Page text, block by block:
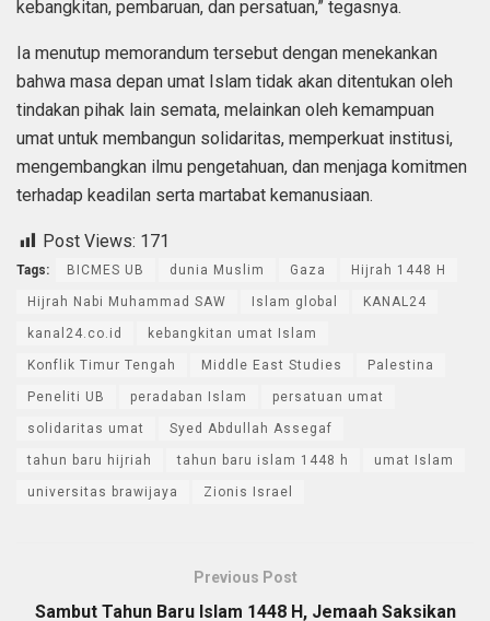
kebangkitan, pembaruan, dan persatuan,” tegasnya.
Ia menutup memorandum tersebut dengan menekankan
bahwa masa depan umat Islam tidak akan ditentukan oleh
tindakan pihak lain semata, melainkan oleh kemampuan
umat untuk membangun solidaritas, memperkuat institusi,
mengembangkan ilmu pengetahuan, dan menjaga komitmen
terhadap keadilan serta martabat kemanusiaan.
Post Views: 171
Tags: BICMES UB dunia Muslim Gaza Hijrah 1448 H
Hijrah Nabi Muhammad SAW Islam global KANAL24
kanal24.co.id kebangkitan umat Islam
Konflik Timur Tengah Middle East Studies Palestina
Peneliti UB peradaban Islam persatuan umat
solidaritas umat Syed Abdullah Assegaf
tahun baru hijriah tahun baru islam 1448 h umat Islam
universitas brawijaya Zionis Israel
Previous Post
Sambut Tahun Baru Islam 1448 H, Jemaah Saksikan